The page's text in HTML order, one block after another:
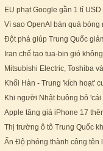
EU phạt Google gần 1 tỉ
Vì sao OpenAI bán quả bóng
Đột phá giúp Trung Quốc
Iran chế tạo tua-bin gió
Mitsubishi Electric, Toshiba
Khối Hàn - Trung 'kích hoạt'
Khi người Nhật buông bỏ
Apple tăng giá iPhone 17
Thị trường ô tô Trung Quốc
Ấn Độ phóng thành công tên